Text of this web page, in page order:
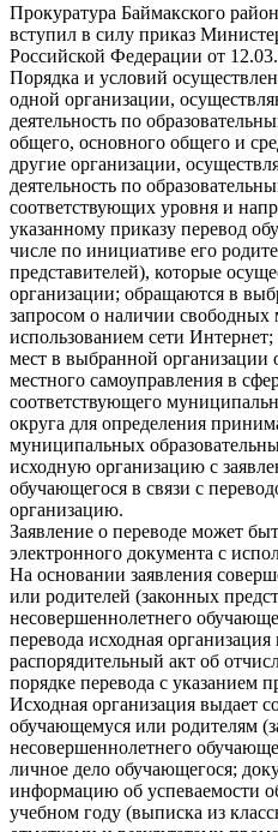
Прокуратура Баймакского
вступил в силу приказ
Российской Федерации от
Порядка и условий
одной организации,
деятельность по
общего, основного общего и
другие организации,
деятельность по
соответствующих уровня и
указанному приказу перевод
числе по инициативе его
представителей), которые
организации; обращаются в
запросом о наличии свободных
использованием сети
мест в выбранной организации
местного самоуправления в
соответствующего
округа для определения
муниципальных
исходную организацию с
обучающегося в связи с
организацию.
Заявление о переводе может
электронного документа с
На основании заявления
или родителей (законных
несовершеннолетнего
перевода исходная
распорядительный акт об
порядке перевода с указанием
Исходная организация выдает
обучающемуся или родителям
несовершеннолетнего
личное дело обучающегося;
информацию об успеваемости
учебном году (выписка из